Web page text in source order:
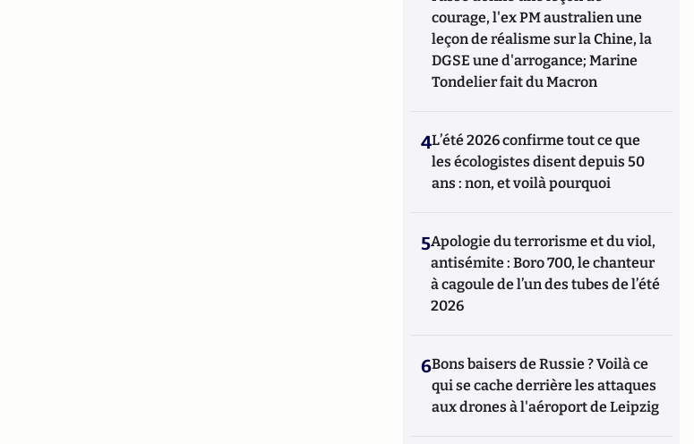
courage, l'ex PM australien une
leçon de réalisme sur la Chine, la
DGSE une d'arrogance; Marine
Tondelier fait du Macron
4L’été 2026 confirme tout ce que
les écologistes disent depuis 50
ans : non, et voilà pourquoi
5Apologie du terrorisme et du viol,
antisémite : Boro 700, le chanteur
à cagoule de l’un des tubes de l’été
2026
6Bons baisers de Russie ? Voilà ce
qui se cache derrière les attaques
aux drones à l'aéroport de Leipzig